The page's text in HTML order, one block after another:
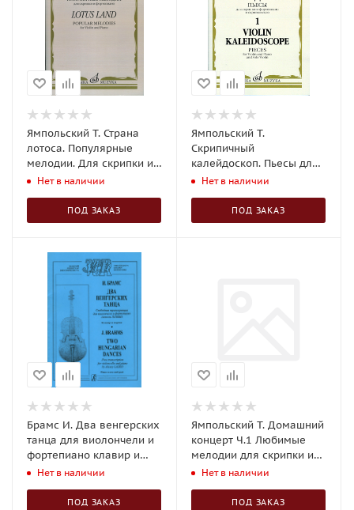
Ямпольский Т. Страна
лотоса. Популярные
мелодии. Для скрипки и
фортепиано
Нет в наличии
ПОД ЗАКАЗ
Ямпольский Т.
Скрипичный
калейдоскоп. Пьесы для
скрипки и фортепиано.
Нет в наличии
ПОД ЗАКАЗ
Брамс И. Два венгерских
танца для виолончели и
фортепиано клавир и
партия
Нет в наличии
ПОД ЗАКАЗ
Ямпольский Т. Домашний
концерт Ч.1 Любимые
мелодии для скрипки и
фортепиано
Нет в наличии
ПОД ЗАКАЗ